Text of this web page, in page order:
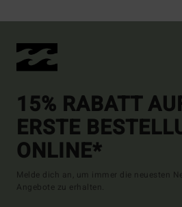
15% RABATT
ERSTE
ONLINE*
Melde dich an, um immer die neuesten
Angebote zu erhalten.